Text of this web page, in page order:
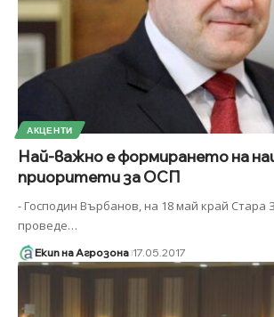
АКЦЕНТИ
Най-важно е формирането на
приоритети за ОСП
- Господин Върбанов, на 18 май край Стара
проведе…
Екип на Агрозона 17.05.2017